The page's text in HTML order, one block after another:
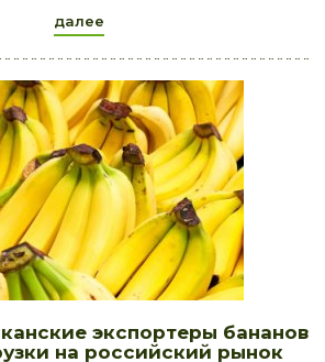
далее
экспортеры бананов
на российский рынок